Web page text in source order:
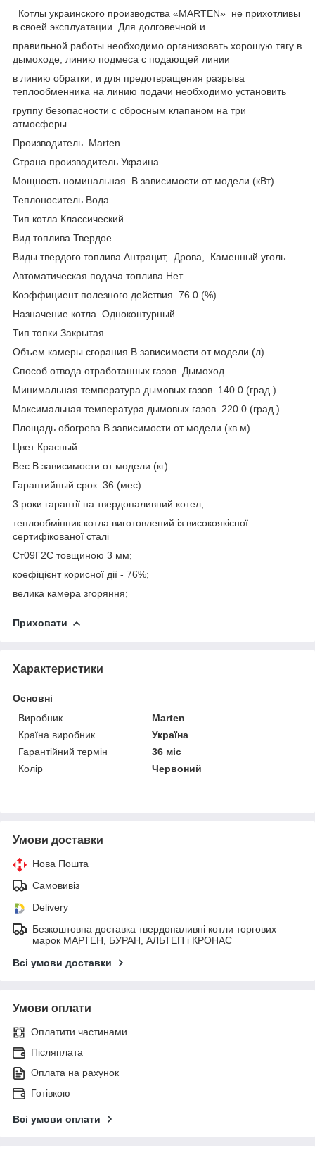
Котлы украинского производства «MARTEN» не прихотливы
в своей эксплуатации. Для долговечной и
правильной работы необходимо организовать хорошую тягу в
дымоходе, линию подмеса с подающей линии
в линию обратки, и для предотвращения разрыва
теплообменника на линию подачи необходимо установить
группу безопасности с сбросным клапаном на три
атмосферы.
Производитель Marten
Страна производитель Украина
Мощность номинальная В зависимости от модели (кВт)
Теплоноситель Вода
Тип котла Классический
Вид топлива Твердое
Виды твердого топлива Антрацит, Дрова, Каменный уголь
Автоматическая подача топлива Нет
Коэффициент полезного действия 76.0 (%)
Назначение котла Одноконтурный
Тип топки Закрытая
Объем камеры сгорания В зависимости от модели (л)
Способ отвода отработанных газов Дымоход
Минимальная температура дымовых газов 140.0 (град.)
Максимальная температура дымовых газов 220.0 (град.)
Площадь обогрева В зависимости от модели (кв.м)
Цвет Красный
Вес В зависимости от модели (кг)
Гарантийный срок 36 (мес)
3 роки гарантії на твердопаливний котел,
теплообмінник котла виготовлений із високоякісної
сертифікованої сталі
Ст09Г2С товщиною 3 мм;
коефіцієнт корисної дії - 76%;
велика камера згоряння;
Приховати
Характеристики
Основні
Виробник
Marten
Країна виробник
Україна
Гарантійний термін
36 міс
Колір
Червоний
Умови доставки
Нова Пошта
Самовивіз
Delivery
Безкоштовна доставка твердопаливні котли торгових
марок МАРТЕН, БУРАН, АЛЬТЕП і КРОНАС
Всі умови доставки
Умови оплати
Оплатити частинами
Післяплата
Оплата на рахунок
Готівкою
Всі умови оплати